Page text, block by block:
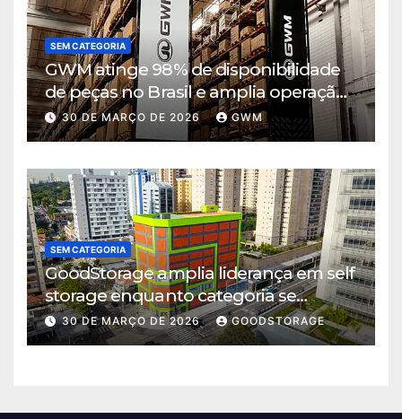
SEM CATEGORIA
GWM atinge 98% de disponibilidade
de peças no Brasil e amplia operação
logística em Cajamar
30 DE MARÇO DE 2026 GWM
SEM CATEGORIA
GoodStorage amplia liderança em self
storage enquanto categoria se
consolida em São Paulo
30 DE MARÇO DE 2026 GOODSTORAGE